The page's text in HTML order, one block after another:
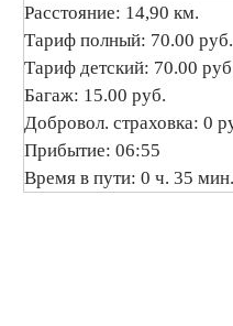
Расстояние: 14,90 км.
Тариф полный: 70.00 руб.
Тариф детский: 70.00
Багаж: 15.00 руб.
Добровол. страховка: 0
Прибытие: 06:55
Время в пути: 0 ч. 35 мин.